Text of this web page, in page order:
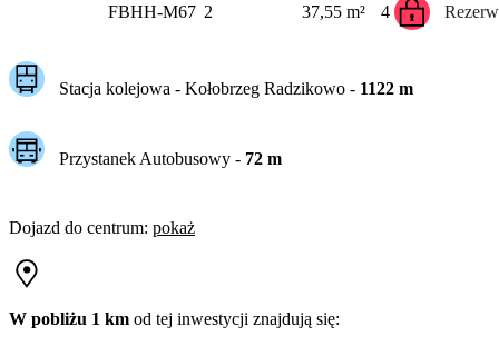
FBHH-M67 2 37,55 m² 4
Stacja kolejowa - Kołobrzeg Radzikowo- 1122m
Przystanek Autobusowy - 72m
Dojazd do centrum: pokaż
W pobliżu 1 km od tej inwestycji znajdują się: